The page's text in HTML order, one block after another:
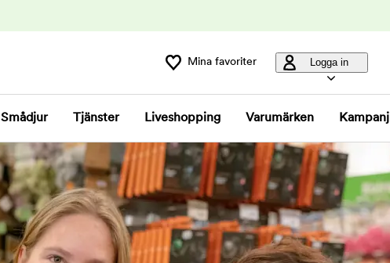
Mina favoriter Logga in
Smådjur Tjänster Liveshopping Varumärken Kampanj